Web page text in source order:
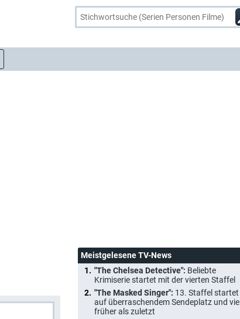
Meistgelesene TV-News
"The Chelsea Detective": Beliebte
Krimiserie startet mit der vierten Staffel
"The Masked Singer": 13. Staffel startet
auf überraschendem Sendeplatz und viel
früher als zuletzt